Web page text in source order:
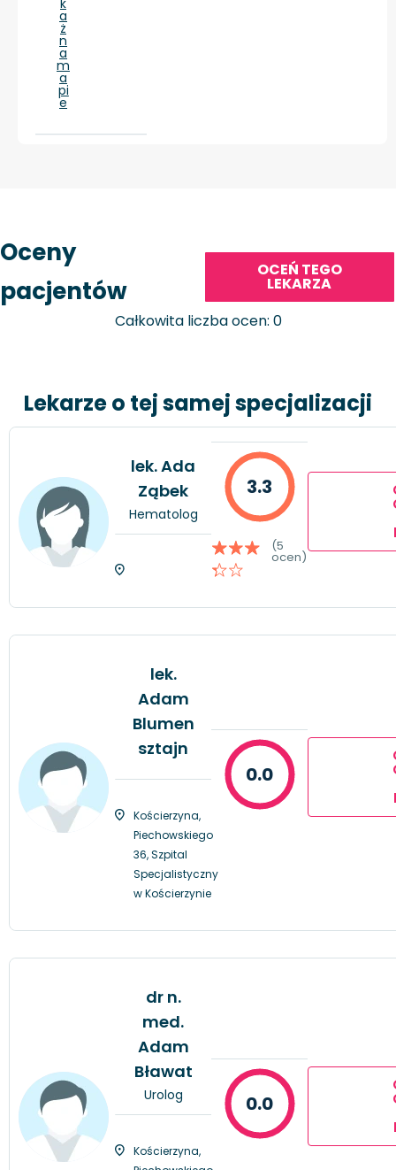
k
a
ż
n
a
m
a
pi
e
Oceny
pacjentów
OCEŃ TEGO
LEKARZA
Całkowita liczba ocen: 0
Lekarze o tej samej specjalizacji
lek. Ada
Ząbek
Hematolog
3.3
(5
ocen)
lek.
Adam
Blumen
sztajn
Kościerzyna,
Piechowskiego
36, Szpital
Specjalistyczny
w Kościerzynie
0.0
dr n.
med.
Adam
Bławat
Urolog
Kościerzyna,
0.0